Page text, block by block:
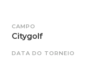
CAMPO
Citygolf
DATA DO TORNEIO